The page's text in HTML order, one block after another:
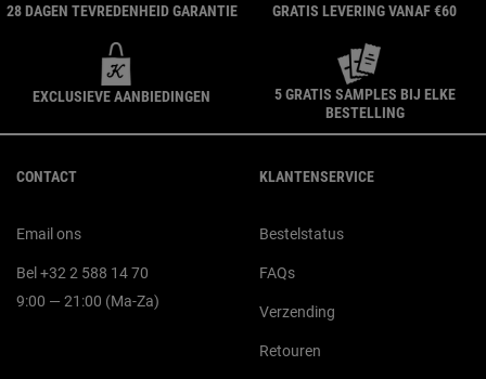
28 DAGEN TEVREDENHEID GARANTIE GRATIS LEVERING VANAF €60
EXCLUSIEVE AANBIEDINGEN
5 GRATIS SAMPLES BIJ ELKE
BESTELLING
CONTACT
Email ons
Bel +32 2 588 14 70
9:00 — 21:00 (Ma-Za)
KLANTENSERVICE
Bestelstatus
FAQs
Verzending
Retouren